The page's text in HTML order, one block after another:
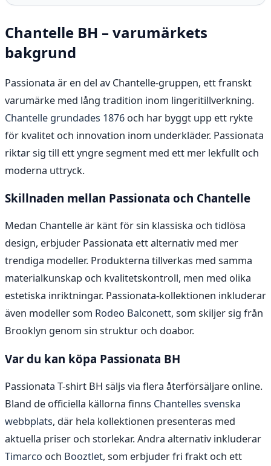
Chantelle BH – varumärkets
bakgrund
Passionata är en del av Chantelle-gruppen, ett franskt
varumärke med lång tradition inom lingeritillverkning.
Chantelle grundades 1876 och har byggt upp ett rykte
för kvalitet och innovation inom underkläder. Passionata
riktar sig till ett yngre segment med ett mer lekfullt och
moderna uttryck.
Skillnaden mellan Passionata och Chantelle
Medan Chantelle är känt för sin klassiska och tidlösa
design, erbjuder Passionata ett alternativ med mer
trendiga modeller. Produkterna tillverkas med samma
materialkunskap och kvalitetskontroll, men med olika
estetiska inriktningar. Passionata-kollektionen inkluderar
även modeller som Rodeo Balconett, som skiljer sig från
Brooklyn genom sin struktur och doabor.
Var du kan köpa Passionata BH
Passionata T-shirt BH säljs via flera återförsäljare online.
Bland de officiella källorna finns Chantelles svenska
webbplats, där hela kollektionen presenteras med
aktuella priser och storlekar. Andra alternativ inkluderar
Timarco och Booztlet, som erbjuder fri frakt och ett